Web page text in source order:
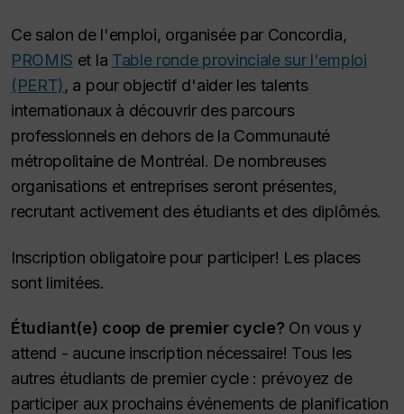
Ce salon de l'emploi, organisée par Concordia,
PROMIS et la Table ronde provinciale sur l'emploi
(PERT), a pour objectif d'aider les talents
internationaux à découvrir des parcours
professionnels en dehors de la Communauté
métropolitaine de Montréal. De nombreuses
organisations et entreprises seront présentes,
recrutant activement des étudiants et des diplômés.
Inscription obligatoire pour participer! Les places
sont limitées.
Étudiant(e) coop de premier cycle? On vous y
attend - aucune inscription nécessaire! Tous les
autres étudiants de premier cycle : prévoyez de
participer aux prochains événements de planification